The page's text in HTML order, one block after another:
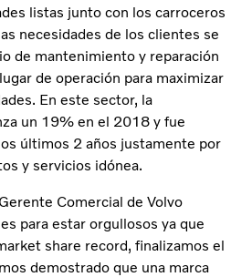
listas junto con los carroceros
necesidades de los clientes se
de mantenimiento y reparación
de operación para maximizar
En este sector, la
un 19% en el 2018 y fue
últimos 2 años justamente por
y servicios idónea.
Comercial de Volvo
para estar orgullosos ya que
share record, finalizamos el
demostrado que una marca